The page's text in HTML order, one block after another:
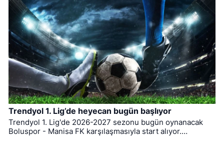
Trendyol 1. Lig’de heyecan bugün başlıyor
Trendyol 1. Lig'de 2026-2027 sezonu bugün oynanacak
Boluspor - Manisa FK karşılaşmasıyla start alıyor.